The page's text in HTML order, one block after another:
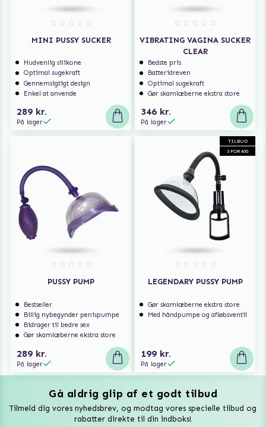
MINI PUSSY SUCKER
Hudvenlig silikone
Optimal sugekraft
Gennemsigtigt design
Enkel at anvende
289 kr.
På lager
VIBRATING VAGINA SUCKER
CLEAR
Bedste pris
Batteridreven
Optimal sugekraft
Gør skamlæberne ekstra store
346 kr.
På lager
PUSSY PUMP
Bestseller
Billig nybegynder penispumpe
Bidrager til bedre sex
Gør skamlæberne ekstra store
289 kr.
På lager
TILBUD
3 FOR 400
LEGENDARY PUSSY PUMP
Gør skamlæberne ekstra store
Med håndpumpe og afløbsventil
199 kr.
På lager
Gå aldrig glip af et godt tilbud
Tilmeld dig vores nyhedsbrev, og modtag vores specielle tilbud og
rabatter direkte til din indboks!
Vuxen Magazine